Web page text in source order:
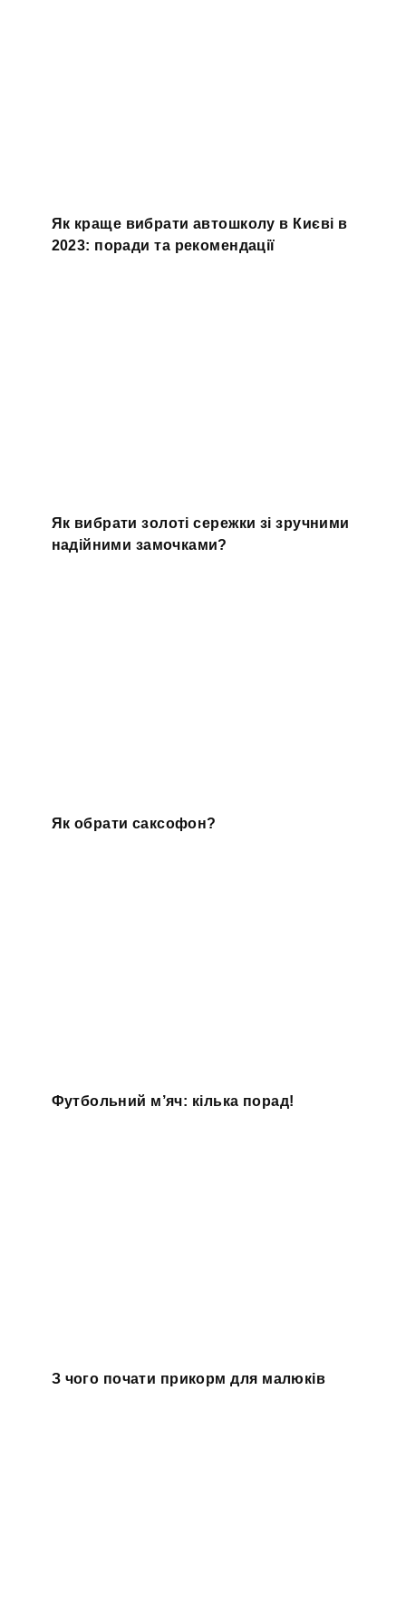
Як краще вибрати автошколу в Києві в
2023: поради та рекомендації
Як вибрати золоті сережки зі зручними
надійними замочками?
Як обрати саксофон?
Футбольний м’яч: кілька порад!
З чого почати прикорм для малюків